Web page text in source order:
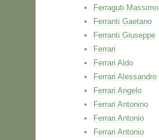
Ferraguti Massimo
Ferranti Gaetano
Ferranti Giuseppe
Ferrari
Ferrari Aldo
Ferrari Alessandro
Ferrari Angelo
Ferrari Antonino
Ferrari Antonio
Ferrari Antonio